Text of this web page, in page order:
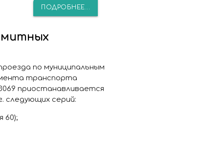
ПОДРОБНЕЕ...
по муниципальным
транспорта
приостанавливается
следующих серий:
60);